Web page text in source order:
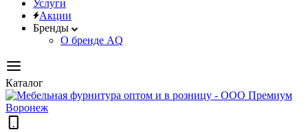
Услуги
Акции
Бренды
О бренде AQ
Каталог